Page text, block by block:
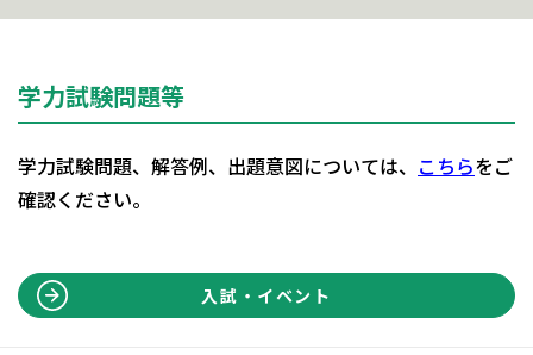
学力試験問題等
学力試験問題、解答例、出題意図については、 こちらをご
確認ください。
入試・イベント